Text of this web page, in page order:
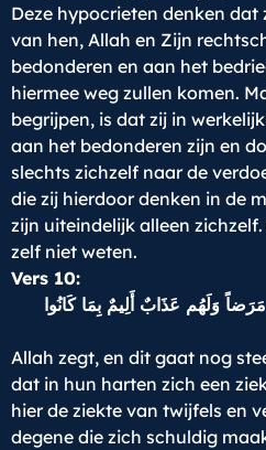
Deze hypocrieten denken
van hen, Allah en Zijn
bedonderen en aan het
hiermee weg zullen komen.
begrijpen, is dat zij in
aan het bedonderen zijn en
slechts zichzelf naar de
die zij hierdoor denken in de
zijn uiteindelijk alleen
zelf niet weten.
Vers 10:
وَلَهُم عَذَابٌ أَلِيمٌ بِمَا كَانُوا
Allah zegt, en dit gaat nog
dat in hun harten zich een
hier de ziekte van twijfels en
degene die zich schuldig